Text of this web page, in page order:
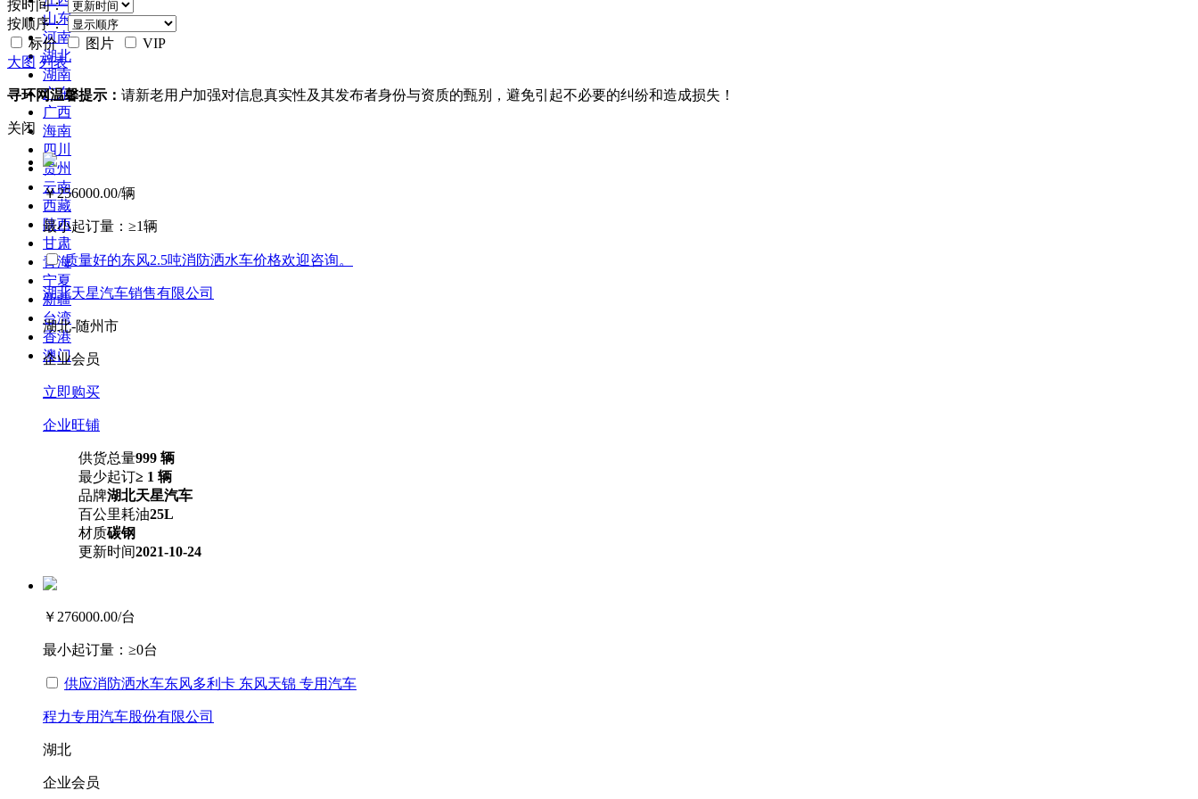
山东
河南
湖北
湖南
广东
广西
海南
四川
贵州
云南
西藏
陕西
甘肃
青海
宁夏
新疆
台湾
香港
澳门
按时间：
按顺序：
标价
图片
VIP
大图 列表
寻环网温馨提示： 请新老用户加强对信息真实性及其发布者身份与资质的甄别，避免引起不必要的纠纷和造成损失！
关闭
￥256000.00/辆
最小起订量： ≥1辆
质量好的东风2.5吨消防洒水车价格欢迎咨询。
湖北天星汽车销售有限公司
湖北-随州市
企业会员
立即购买
企业旺铺
供货总量999 辆
最少起订≥ 1 辆
品牌湖北天星汽车
百公里耗油25L
材质碳钢
更新时间2021-10-24
￥276000.00/台
最小起订量： ≥0台
供应消防洒水车东风多利卡 东风天锦 专用汽车
程力专用汽车股份有限公司
湖北
企业会员